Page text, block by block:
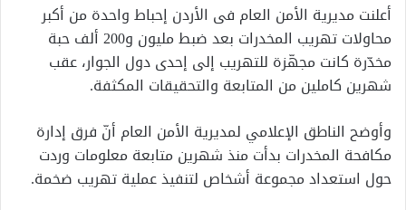
أعلنت مديرية الأمن العام فى الأردن إحباط واحدة من أكبر
محاولات تهريب المخدرات بعد ضبط مليون و200 ألف حبة
مخدّرة كانت مجهّزة للتهريب إلى إحدى دول الجوار، عقب
شهرين كاملين من المتابعة والتحقيقات المكثفة.
وأوضح الناطق الإعلامي لمديرية الأمن العام أنّ فرق إدارة
مكافحة المخدرات بدأت منذ شهرين متابعة معلومات وردت
حول استعداد مجموعة أشخاص لتنفيذ عملية تهريب ضخمة.